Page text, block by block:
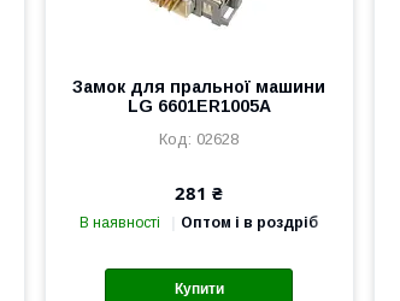
Замок для пральної машини
LG 6601ER1005A
02628
281 ₴
В наявності Оптом і в роздріб
Купити